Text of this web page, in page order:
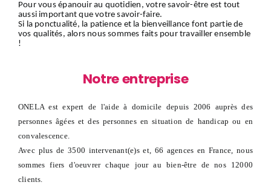
Pour vous épanouir au quotidien, votre savoir-être est tout
aussi important que votre savoir-faire.
Si la ponctualité, la patience et la bienveillance font partie de
vos qualités, alors nous sommes faits pour travailler ensemble
!
Notre entreprise
ONELA est expert de l'aide à domicile depuis 2006 auprès des
personnes âgées et des personnes en situation de handicap ou en
convalescence.
Avec plus de 3500 intervenant(e)s et, 66 agences en France, nous
sommes fiers d'oeuvrer chaque jour au bien-être de nos 12000
clients.